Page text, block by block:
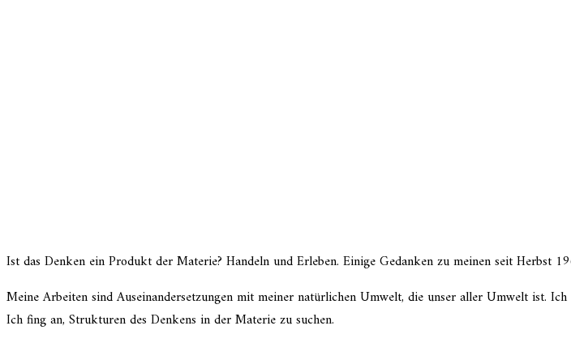
Ist das Denken ein Produkt der Materie? Handeln und Erleben. Einige Gedanken zu meinen seit Herbst
Meine Arbeiten sind Auseinandersetzungen mit meiner natür­li­chen Umwelt, die unser aller Umwelt ist.
Ich fing an, Strukturen des Denkens in der Materie zu suchen.